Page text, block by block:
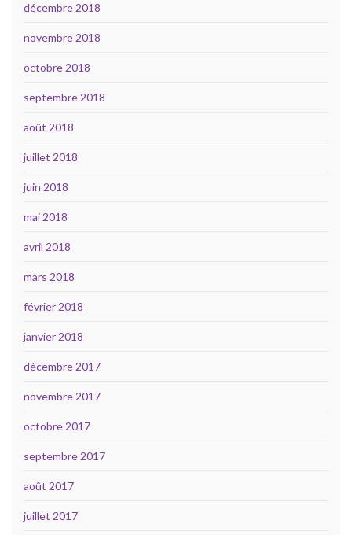
décembre 2018
novembre 2018
octobre 2018
septembre 2018
août 2018
juillet 2018
juin 2018
mai 2018
avril 2018
mars 2018
février 2018
janvier 2018
décembre 2017
novembre 2017
octobre 2017
septembre 2017
août 2017
juillet 2017